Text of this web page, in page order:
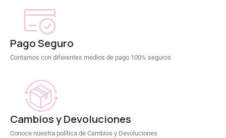
Pago Seguro
Contamos con diferentes medios de pago 100% seguros
Cambios y Devoluciones
Conoce nuestra política de Cambios y Devoluciones